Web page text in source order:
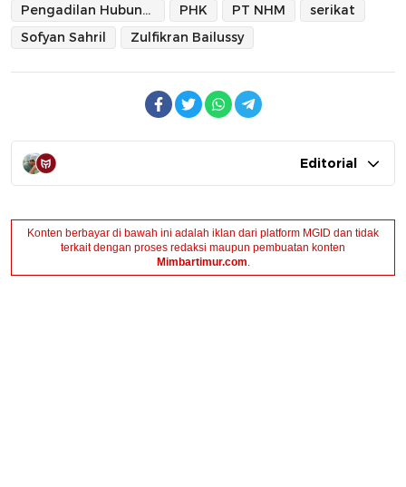
Pengadilan Hubungan Industrial
PHK PT NHM
serikat
Sofyan Sahril
Zulfikran Bailussy
Editorial
Konten berbayar di bawah ini adalah iklan dari platform MGID dan tidak
terkait dengan proses redaksi maupun pembuatan konten
Mimbartimur.com